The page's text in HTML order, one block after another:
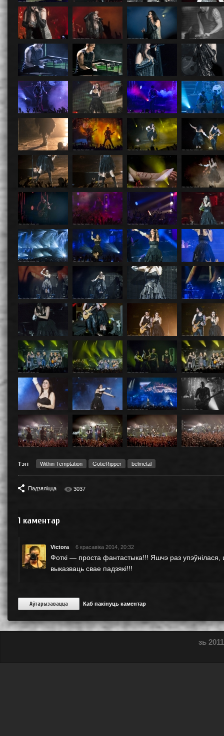
Тэгі Within Temptation GotieRipper belmetal
Падзяліцца 3037
1 каментар
Victora 6 красавіка 2014, 20:32
Фоткі — проста фантастыка!!! Яшчэ раз
выказваць свае падзякі!!!
Аўтарызавацца Каб пакінуць каментар
зь 2011